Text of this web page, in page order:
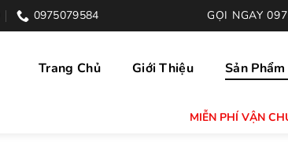
0975079584 GỌI NGAY
Trang Chủ Giới Thiệu Sản Phẩm
MIỄN PHÍ VẬN